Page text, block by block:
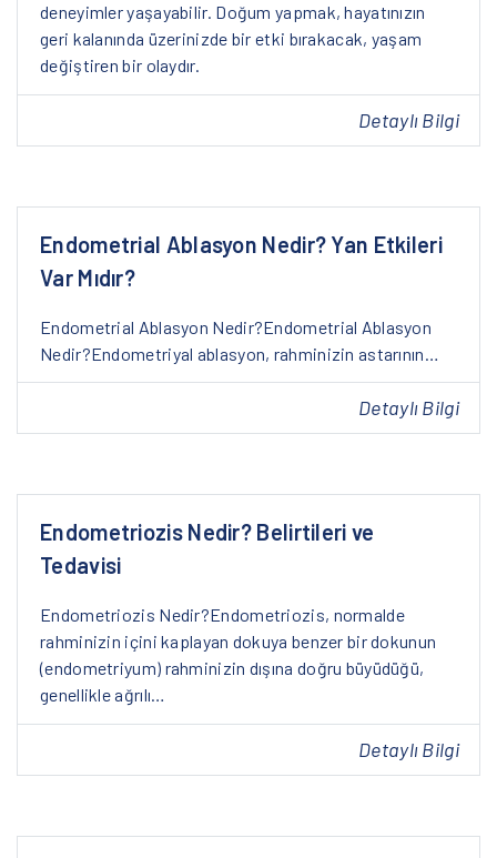
deneyimler yaşayabilir. Doğum yapmak, hayatınızın
geri kalanında üzerinizde bir etki bırakacak, yaşam
değiştiren bir olaydır.
Detaylı Bilgi
Endometrial Ablasyon Nedir? Yan Etkileri
Var Mıdır?
Endometrial Ablasyon Nedir?Endometrial Ablasyon
Nedir?Endometriyal ablasyon, rahminizin astarının…
Detaylı Bilgi
Endometriozis Nedir? Belirtileri ve
Tedavisi
Endometriozis Nedir?Endometriozis, normalde
rahminizin içini kaplayan dokuya benzer bir dokunun
(endometriyum) rahminizin dışına doğru büyüdüğü,
genellikle ağrılı…
Detaylı Bilgi